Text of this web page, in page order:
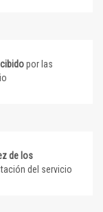
por las
de los
del servicio